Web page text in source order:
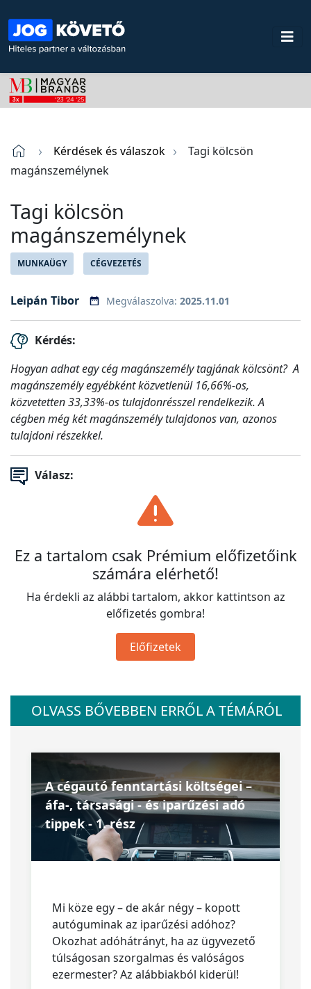
Kérdések és válaszok
Tagi kölcsön
magánszemélynek
Tagi kölcsön
magánszemélynek
MUNKAÜGY CÉGVEZETÉS
Leipán Tibor Megválaszolva: 2025.11.01
Kérdés:
Hogyan adhat egy cég magánszemély tagjának kölcsönt? A
magánszemély egyébként közvetlenül 16,66%-os,
közvetetten 33,33%-os tulajdonrésszel rendelkezik. A
cégben még két magánszemély tulajdonos van, azonos
tulajdoni részekkel.
Válasz:
Ez a tartalom csak Prémium előfizetőink
számára elérhető!
Ha érdekli az alábbi tartalom, akkor kattintson az
előfizetés gombra!
Előfizetek
OLVASS BŐVEBBEN ERRŐL A TÉMÁRÓL
A cégautó fenntartási költségei –
áfa-, társasági - és iparűzési adó
tippek - 1. rész
Mi köze egy – de akár négy – kopott
autóguminak az iparűzési adóhoz?
Okozhat adóhátrányt, ha az ügyvezető
túlságosan szorgalmas és valóságos
ezermester? Az alábbiakból kiderül!